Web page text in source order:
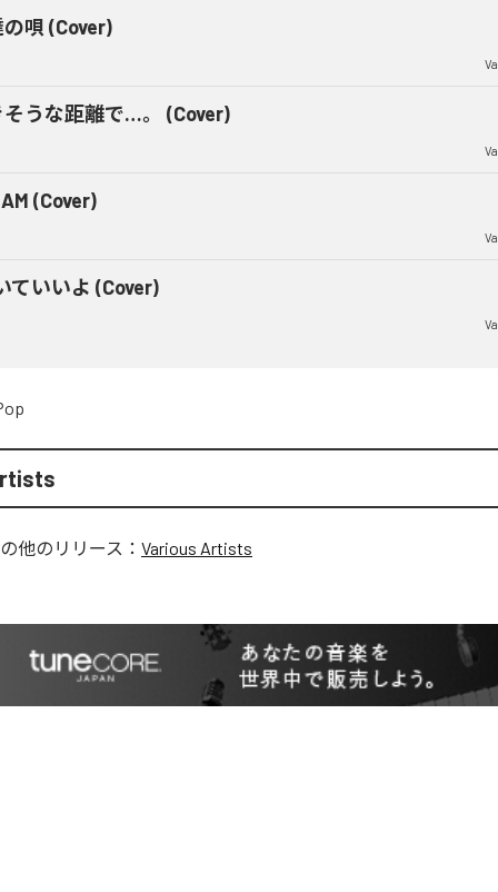
唄 (Cover)
うな距離で…。 (Cover)
(Cover)
ていいよ (Cover)
の他のリリース： Various Artists